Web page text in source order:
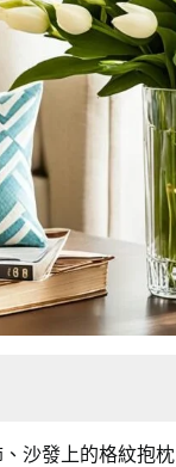
沙發上的格紋抱枕